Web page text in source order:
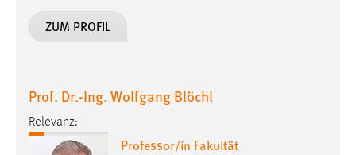
ZUM PROFIL
Prof. Dr.-Ing. Wolfgang Blöchl
Relevanz:
Professor/in Fakultät